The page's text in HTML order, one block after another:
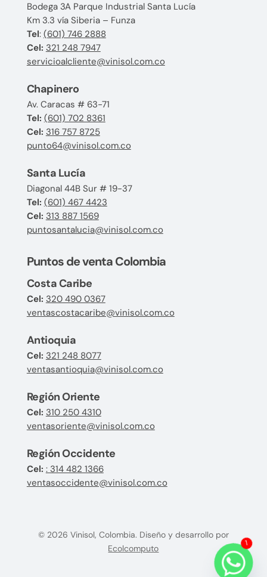
Bodega 3A Parque Industrial Santa Lucía
Km 3.3 vía Siberia – Funza
Tel: (601) 746 2888
Cel: 321 248 7947
servicioalcliente@vinisol.com.co
Chapinero
Av. Caracas # 63-71
Tel: (601) 702 8361
Cel: 316 757 8725
punto64@vinisol.com.co
Santa Lucía
Diagonal 44B Sur # 19-37
Tel: (601) 467 4423
Cel: 313 887 1569
puntosantalucia@vinisol.com.co
Puntos de venta Colombia
Costa Caribe
Cel: 320 490 0367
ventascostacaribe@vinisol.com.co
Antioquia
Cel: 321 248 8077
ventasantioquia@vinisol.com.co
Región Oriente
Cel: 310 250 4310
ventasoriente@vinisol.com.co
Región Occidente
Cel: : 314 482 1366
ventasoccidente@vinisol.com.co
© 2026 Vinisol, Colombia. Diseño y desarrollo por
Ecolcomputo
1